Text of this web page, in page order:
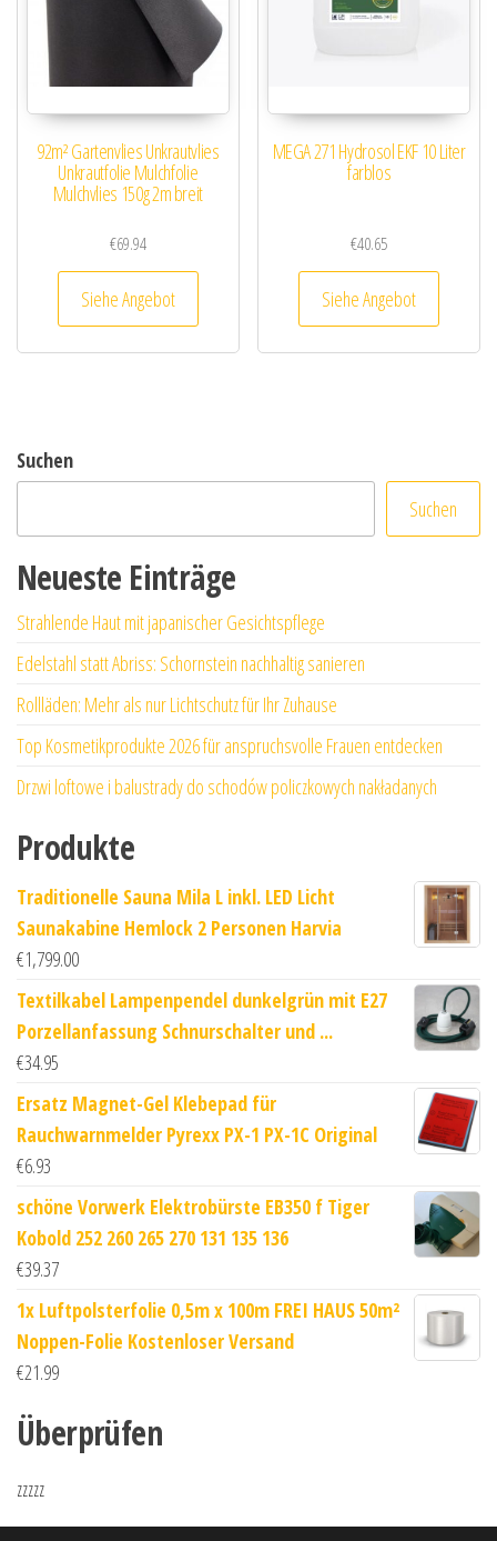
92m² Gartenvlies Unkrautvlies
Unkrautfolie Mulchfolie
Mulchvlies 150g 2m breit
€69.94
Siehe Angebot
MEGA 271 Hydrosol EKF 10 Liter
farblos
€40.65
Siehe Angebot
Suchen
Suchen
Neueste Einträge
Strahlende Haut mit japanischer Gesichtspflege
Edelstahl statt Abriss: Schornstein nachhaltig sanieren
Rollläden: Mehr als nur Lichtschutz für Ihr Zuhause
Top Kosmetikprodukte 2026 für anspruchsvolle Frauen entdecken
Drzwi loftowe i balustrady do schodów policzkowych nakładanych
Produkte
Traditionelle Sauna Mila L inkl. LED Licht
Saunakabine Hemlock 2 Personen Harvia
€1,799.00
Textilkabel Lampenpendel dunkelgrün mit E27
Porzellanfassung Schnurschalter und ...
€34.95
Ersatz Magnet-Gel Klebepad für
Rauchwarnmelder Pyrexx PX-1 PX-1C Original
€6.93
schöne Vorwerk Elektrobürste EB350 f Tiger
Kobold 252 260 265 270 131 135 136
€39.37
1x Luftpolsterfolie 0,5m x 100m FREI HAUS 50m²
Noppen-Folie Kostenloser Versand
€21.99
Überprüfen
zzzzz